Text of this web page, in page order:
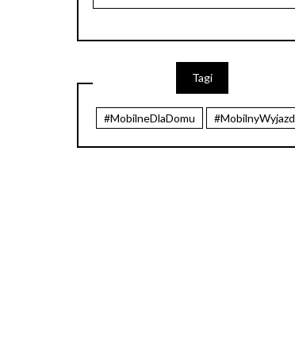
Tagi
#MobilneDlaDomu #MobilnyWyjazd